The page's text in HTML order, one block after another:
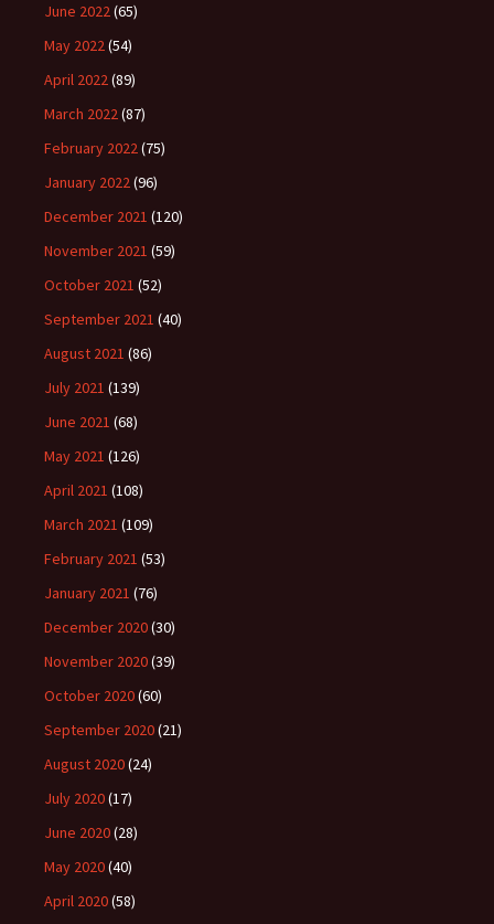
June 2022(65)
May 2022(54)
April 2022(89)
March 2022(87)
February 2022(75)
January 2022(96)
December 2021 (120)
November 2021 (59)
October 2021 (52)
September 2021 (40)
August 2021 (86)
July 2021 (139)
June 2021 (68)
May 2021 (126)
April 2021 (108)
March 2021 (109)
February 2021 (53)
January 2021 (76)
December 2020(30)
November 2020(39)
October 2020(60)
September 2020(21)
August 2020(24)
July 2020(17)
June 2020(28)
May 2020(40)
April 2020(58)